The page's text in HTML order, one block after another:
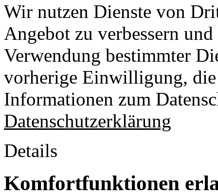
Wir nutzen Dienste von
Angebot zu verbessern
Verwendung bestimmter
vorherige Einwilligung,
Informationen zum
Datenschutzerklärung
Details
Komfortfunktionen